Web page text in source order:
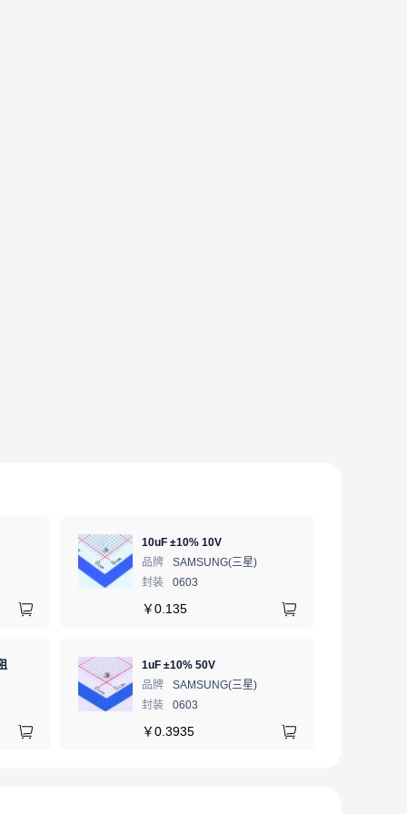
10uF ±10% 10V
品牌
SAMSUNG(三星)
封装
0603
￥0.135
1uF ±10% 50V
品牌
SAMSUNG(三星)
封装
0603
￥0.3935